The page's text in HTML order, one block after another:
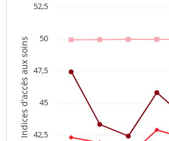
Indices d'accès aux soins 42,5
45
47,5
50
52,5